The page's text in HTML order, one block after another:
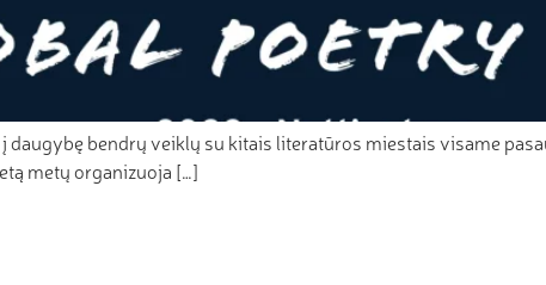
bendrų veiklų su kitais literatūros miestais visame
metų organizuoja […]